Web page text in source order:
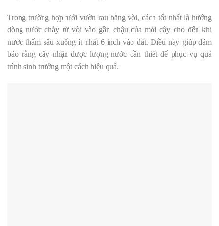
Trong trường hợp tưới vườn rau bằng vòi, cách tốt nhất là hướng
dòng nước chảy từ vòi vào gần chậu của mỗi cây cho đến khi
nước thấm sâu xuống ít nhất 6 inch vào đất. Điều này giúp đảm
bảo rằng cây nhận được lượng nước cần thiết để phục vụ quá
trình sinh trưởng một cách hiệu quả.